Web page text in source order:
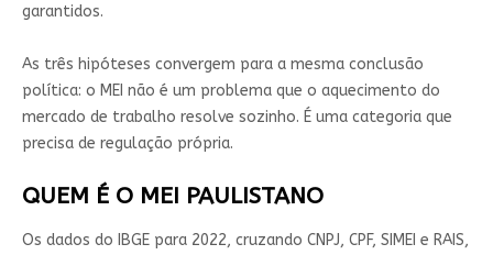
garantidos.
As três hipóteses convergem para a mesma conclusão
política: o MEI não é um problema que o aquecimento do
mercado de trabalho resolve sozinho. É uma categoria que
precisa de regulação própria.
QUEM É O MEI PAULISTANO
Os dados do IBGE para 2022, cruzando CNPJ, CPF, SIMEI e RAIS,